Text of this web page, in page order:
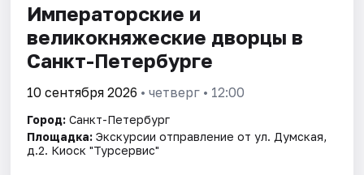
Города
Площадки
Артисты
Рейтинги
Императорские и
великокняжеские дворцы в
Санкт-Петербурге
10 сентября 2026 • четверг • 12:00
Город: Санкт-Петербург
Площадка: Экскурсии отправление от ул. Думская,
д.2. Киоск "Турсервис"